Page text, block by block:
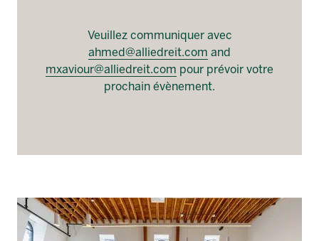
Veuillez communiquer avec
ahmed@alliedreit.com and
mxaviour@alliedreit.com pour prévoir votre
prochain évènement.